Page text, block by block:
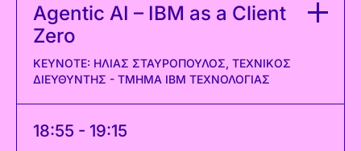
Agentic AI – IBM as a Client
Zero
KEYNOTE: ΗΛΊΑΣ ΣΤΑΥΡΌΠΟΥΛΟΣ, ΤΕΧΝΙΚΌΣ
ΔΙΕΥΘΥΝΤΉΣ - ΤΜΉΜΑ ΙΒΜ ΤΕΧΝΟΛΟΓΊΑΣ
18:55 - 19:15